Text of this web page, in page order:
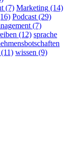
(7) Marketing (14)
Podcast(29)
(7)
(12) sprache
wissen (9)